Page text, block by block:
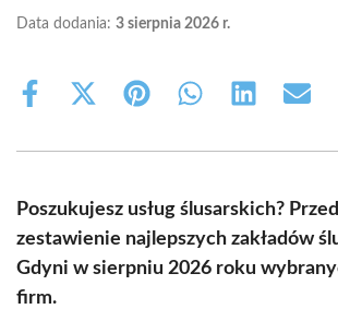
Data dodania: 3 sierpnia 2026 r.
Share
Share
(Twitter)
Share Share Share Share
Poszukujesz usług ślusarskich?
zestawienie najlepszych zakładów
Gdyni w sierpniu 2026 roku
firm.